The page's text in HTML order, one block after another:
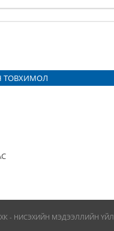
ТОВХИМОЛ
- НИСЭХИЙН МЭДЭЭЛЛИЙН